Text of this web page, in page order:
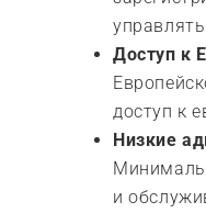
Доступ к
доступ к
Низкие
и